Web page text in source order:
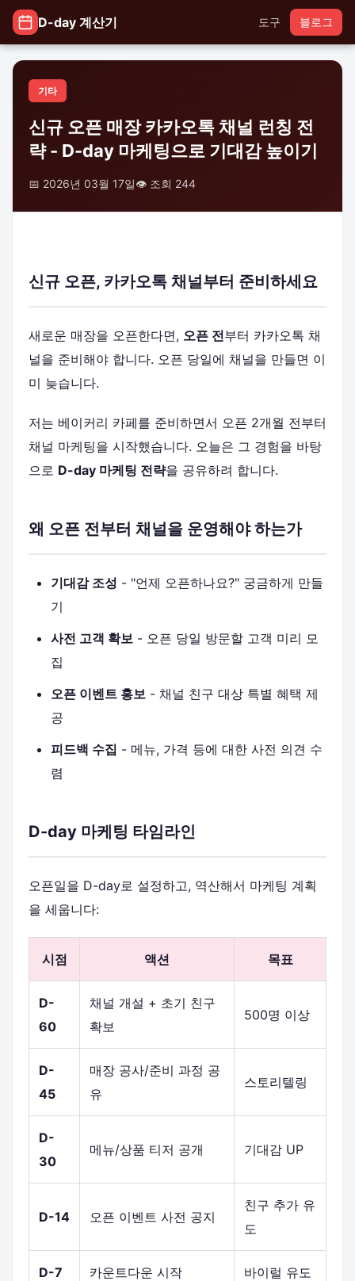
D-day 계산기 도구 블로그
기타
신규 오픈 매장 카카오톡 채널 런칭 전
략 - D-day 마케팅으로 기대감 높이기
📅 2026년 03월 17일👁️ 조회 244
신규 오픈, 카카오톡 채널부터 준비하세요
새로운 매장을 오픈한다면, 오픈 전부터 카카오톡 채
널을 준비해야 합니다. 오픈 당일에 채널을 만들면 이
미 늦습니다.
저는 베이커리 카페를 준비하면서 오픈 2개월 전부터
채널 마케팅을 시작했습니다. 오늘은 그 경험을 바탕
으로 D-day 마케팅 전략을 공유하려 합니다.
왜 오픈 전부터 채널을 운영해야 하는가
기대감 조성 - "언제 오픈하나요?" 궁금하게 만들
기
사전 고객 확보 - 오픈 당일 방문할 고객 미리 모
집
오픈 이벤트 홍보 - 채널 친구 대상 특별 혜택 제
공
피드백 수집 - 메뉴, 가격 등에 대한 사전 의견 수
렴
D-day 마케팅 타임라인
오픈일을 D-day로 설정하고, 역산해서 마케팅 계획
을 세웁니다:
시점 액션 목표
D-
60
채널 개설 + 초기 친구
확보
500명 이상
D-
45
매장 공사/준비 과정 공
유
스토리텔링
D-
30
메뉴/상품 티저 공개 기대감 UP
D-14 오픈 이벤트 사전 공지
친구 추가 유
도
D-7 카운트다운 시작 바이럴 유도